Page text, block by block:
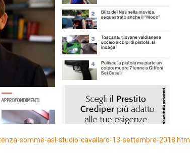
somme-asl-studio-cavallaro-13-settembre-2018.html